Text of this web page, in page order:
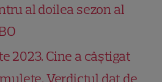
al doilea sezon al
2023. Cine a câștigat
Verdictul dat de